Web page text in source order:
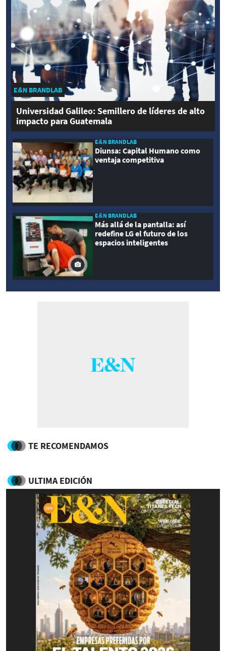
E&N BRANDLAB
Universidad Galileo: Semillero de líderes de alto
impacto para Guatemala
E&N BRANDLAB
Diunsa: Capital Humano como
ventaja competitiva
E&N BRANDLAB
Más allá de la pantalla: así
redefine LG el futuro de los
espacios inteligentes
TE RECOMENDAMOS
ULTIMA EDICIÓN